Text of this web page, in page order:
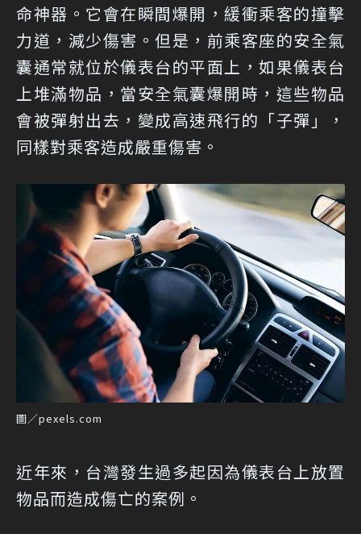
命神器。它會在瞬間爆開，緩衝乘客的撞擊
力道，減少傷害。但是，前乘客座的安全氣
囊通常就位於儀表台的平面上，如果儀表台
上堆滿物品，當安全氣囊爆開時，這些物品
會被彈射出去，變成高速飛行的「子彈」，
同樣對乘客造成嚴重傷害。
圖／pexels.com
近年來，台灣發生過多起因為儀表台上放置
物品而造成傷亡的案例。